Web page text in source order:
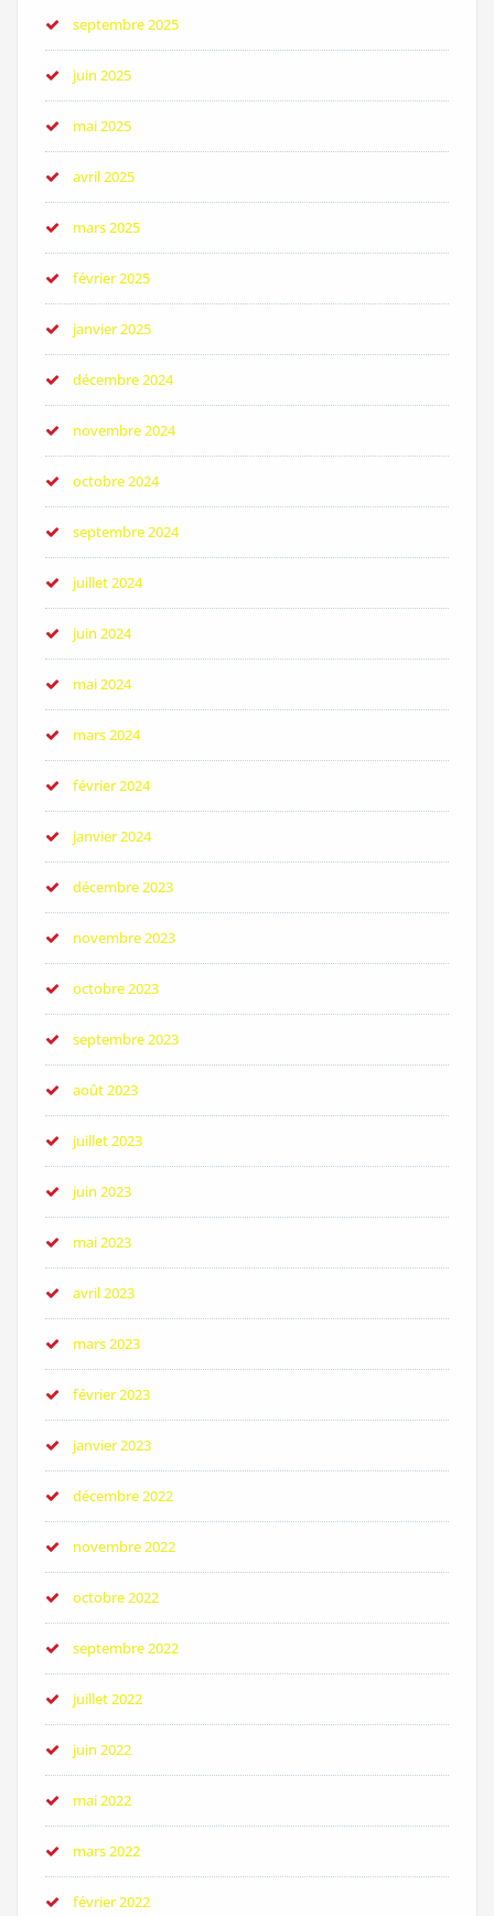
septembre 2025
juin 2025
mai 2025
avril 2025
mars 2025
février 2025
janvier 2025
décembre 2024
novembre 2024
octobre 2024
septembre 2024
juillet 2024
juin 2024
mai 2024
mars 2024
février 2024
janvier 2024
décembre 2023
novembre 2023
octobre 2023
septembre 2023
août 2023
juillet 2023
juin 2023
mai 2023
avril 2023
mars 2023
février 2023
janvier 2023
décembre 2022
novembre 2022
octobre 2022
septembre 2022
juillet 2022
juin 2022
mai 2022
mars 2022
février 2022